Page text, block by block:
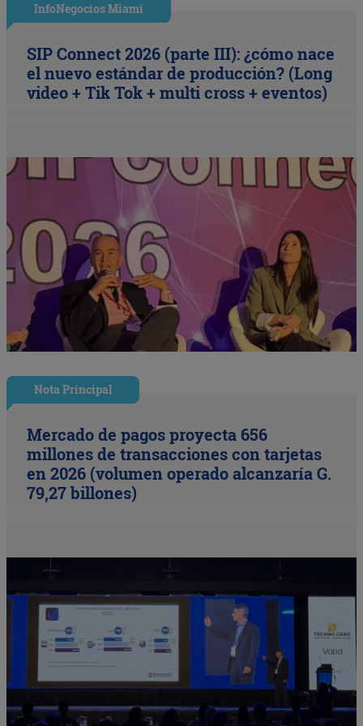
InfoNegocios Miami
SIP Connect 2026 (parte III): ¿cómo nace
el nuevo estándar de producción? (Long
video + Tik Tok + multi cross + eventos)
Nota Principal
Mercado de pagos proyecta 656
millones de transacciones con tarjetas
en 2026 (volumen operado alcanzaría G.
79,27 billones)